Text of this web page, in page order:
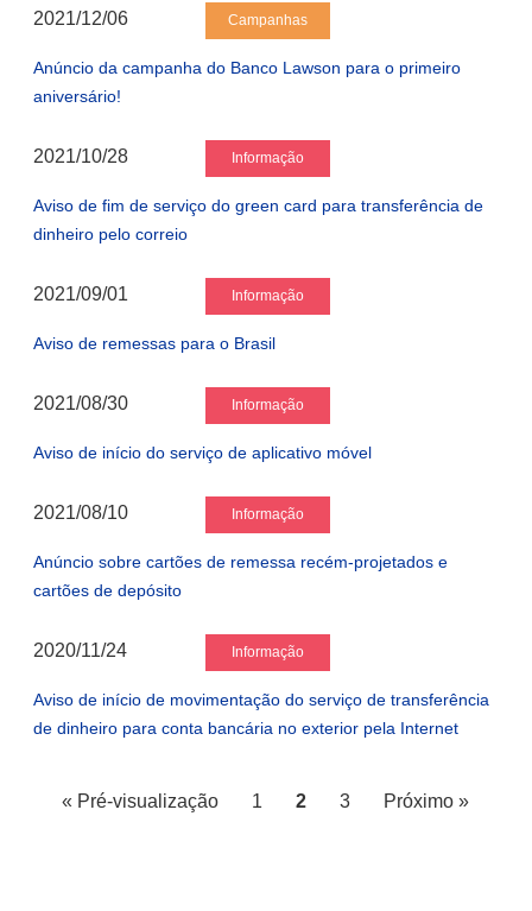
2021/12/06 Campanhas
Anúncio da campanha do Banco Lawson para o primeiro
aniversário!
2021/10/28 Informação
Aviso de fim de serviço do green card para transferência de
dinheiro pelo correio
2021/09/01 Informação
Aviso de remessas para o Brasil
2021/08/30 Informação
Aviso de início do serviço de aplicativo móvel
2021/08/10 Informação
Anúncio sobre cartões de remessa recém-projetados e
cartões de depósito
2020/11/24 Informação
Aviso de início de movimentação do serviço de transferência
de dinheiro para conta bancária no exterior pela Internet
« Pré-visualização 1 2 3 Próximo »